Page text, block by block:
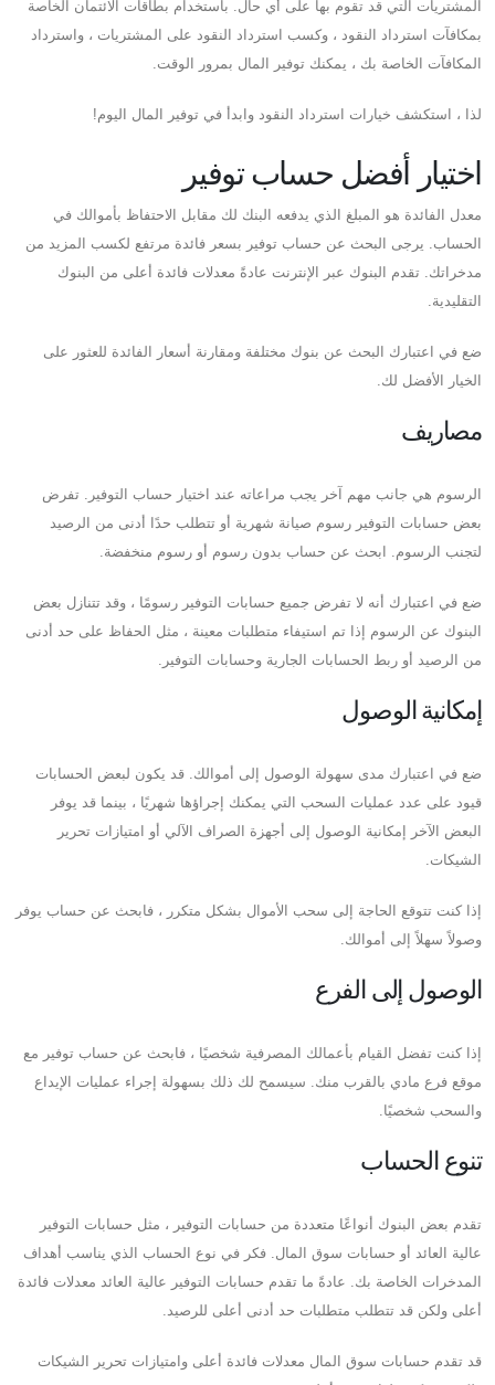
المشتريات التي قد تقوم بها على أي حال. باستخدام بطاقات الائتمان الخاصة
بمكافآت استرداد النقود ، وكسب استرداد النقود على المشتريات ، واسترداد
المكافآت الخاصة بك ، يمكنك توفير المال بمرور الوقت.
لذا ، استكشف خيارات استرداد النقود وابدأ في توفير المال اليوم!
اختيار أفضل حساب توفير
معدل الفائدة هو المبلغ الذي يدفعه البنك لك مقابل الاحتفاظ بأموالك في
الحساب. يرجى البحث عن حساب توفير بسعر فائدة مرتفع لكسب المزيد من
مدخراتك. تقدم البنوك عبر الإنترنت عادةً معدلات فائدة أعلى من البنوك
التقليدية.
ضع في اعتبارك البحث عن بنوك مختلفة ومقارنة أسعار الفائدة للعثور على
الخيار الأفضل لك.
مصاريف
الرسوم هي جانب مهم آخر يجب مراعاته عند اختيار حساب التوفير. تفرض
بعض حسابات التوفير رسوم صيانة شهرية أو تتطلب حدًا أدنى من الرصيد
لتجنب الرسوم. ابحث عن حساب بدون رسوم أو رسوم منخفضة.
ضع في اعتبارك أنه لا تفرض جميع حسابات التوفير رسومًا ، وقد تتنازل بعض
البنوك عن الرسوم إذا تم استيفاء متطلبات معينة ، مثل الحفاظ على حد أدنى
من الرصيد أو ربط الحسابات الجارية وحسابات التوفير.
إمكانية الوصول
ضع في اعتبارك مدى سهولة الوصول إلى أموالك. قد يكون لبعض الحسابات
قيود على عدد عمليات السحب التي يمكنك إجراؤها شهريًا ، بينما قد يوفر
البعض الآخر إمكانية الوصول إلى أجهزة الصراف الآلي أو امتيازات تحرير
الشيكات.
إذا كنت تتوقع الحاجة إلى سحب الأموال بشكل متكرر ، فابحث عن حساب يوفر
وصولاً سهلاً إلى أموالك.
الوصول إلى الفرع
إذا كنت تفضل القيام بأعمالك المصرفية شخصيًا ، فابحث عن حساب توفير مع
موقع فرع مادي بالقرب منك. سيسمح لك ذلك بسهولة إجراء عمليات الإيداع
والسحب شخصيًا.
تنوع الحساب
تقدم بعض البنوك أنواعًا متعددة من حسابات التوفير ، مثل حسابات التوفير
عالية العائد أو حسابات سوق المال. فكر في نوع الحساب الذي يناسب أهداف
المدخرات الخاصة بك. عادةً ما تقدم حسابات التوفير عالية العائد معدلات فائدة
أعلى ولكن قد تتطلب متطلبات حد أدنى أعلى للرصيد.
قد تقدم حسابات سوق المال معدلات فائدة أعلى وامتيازات تحرير الشيكات